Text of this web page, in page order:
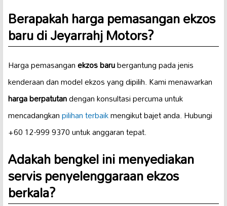
Berapakah harga pemasangan ekzos
baru di Jeyarrahj Motors?
Harga pemasanganekzos barubergantung pada jenis
kenderaan dan model ekzos yang dipilih. Kami menawarkan
harga berpatutandengan konsultasi percuma untuk
mencadangkanpilihan terbaikmengikut bajet anda. Hubungi
+60 12-999 9370 untuk anggaran tepat.
Adakah bengkel ini menyediakan
servis penyelenggaraan ekzos
berkala?